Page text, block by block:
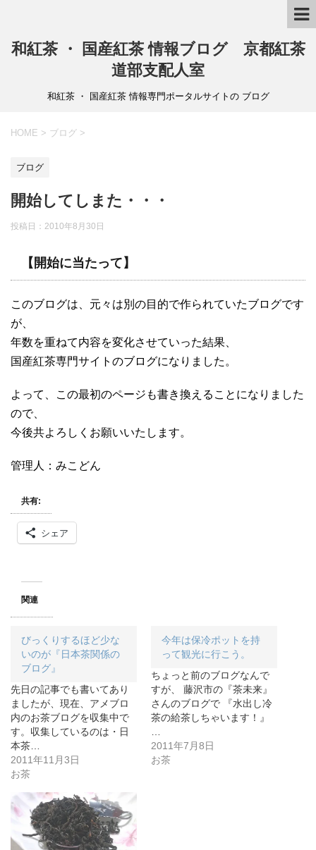
和紅茶 ・ 国産紅茶 情報ブログ 京都紅茶
道部支配人室
和紅茶 ・ 国産紅茶 情報専門ポータルサイトの ブログ
HOME > ブログ >
ブログ
開始してしまた・・・
投稿日：2010年8月30日
【開始に当たって】
このブログは、元々は別の目的で作られていたブログです
が、
年数を重ねて内容を変化させていった結果、
国産紅茶専門サイトのブログになりました。
よって、この最初のページも書き換えることになりました
ので、
今後共よろしくお願いいたします。
管理人：みこどん
共有:
シェア
関連
びっくりするほど少な
いのが『日本茶関係の
ブログ』
先日の記事でも書いてあり
ましたが、現在、アメブロ
内のお茶ブログを収集中で
す。収集しているのは・日
本茶…
2011年11月3日
お茶
今年は保冷ポットを持
って観光に行こう。
ちょっと前のブログなんで
すが、 藤沢市の『茶未来』
さんのブログで 『水出し冷
茶の給茶しちゃいます！』
2011年7月8日
お茶